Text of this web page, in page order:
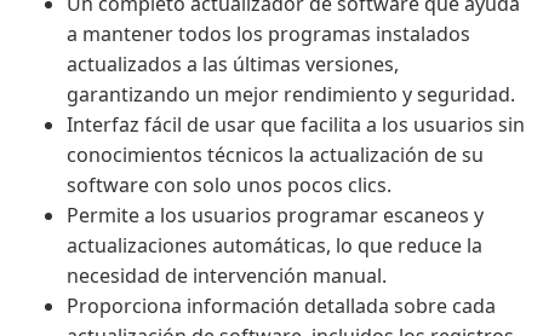
a mantener todos los programas instalados
actualizados a las últimas versiones,
garantizando un mejor rendimiento y seguridad.
Interfaz fácil de usar que facilita a los usuarios sin
conocimientos técnicos la actualización de su
software con solo unos pocos clics.
Permite a los usuarios programar escaneos y
actualizaciones automáticas, lo que reduce la
necesidad de intervención manual.
Proporciona información detallada sobre cada